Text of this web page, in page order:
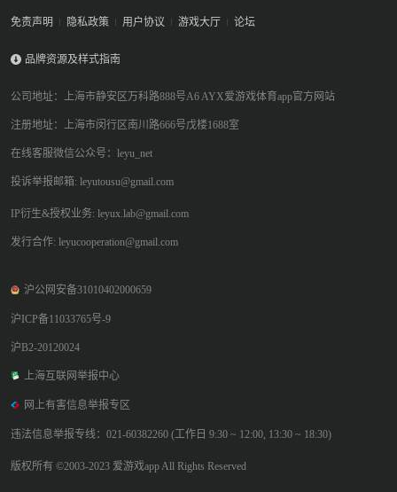
免责声明 隐私政策 用户协议 游戏大厅 论坛
品牌资源及样式指南
公司地址：上海市静安区万科路888号A6 AYX爱游戏体育app官方网站
注册地址：上海市闵行区南川路666号戊楼1688室
在线客服微信公众号：leyu_net
投诉举报邮箱: leyutousu@gmail.com
IP衍生&授权业务: leyux.lab@gmail.com
发行合作: leyucooperation@gmail.com
沪公网安备31010402000659
沪ICP备11033765号-9
沪B2-20120024
上海互联网举报中心
网上有害信息举报专区
违法信息举报专线：021-60382260 (工作日 9:30 ~ 12:00, 13:30 ~ 18:30)
版权所有 ©2003-2023 爱游戏app All Rights Reserved